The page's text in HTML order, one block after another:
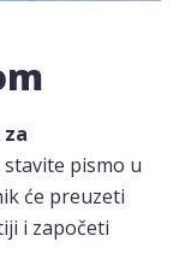
pismo u
će preuzeti
i započeti